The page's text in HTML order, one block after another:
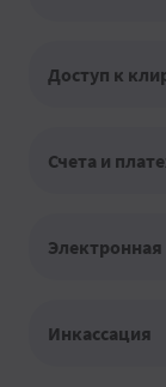
Доступ к
Счета и
Инкассация